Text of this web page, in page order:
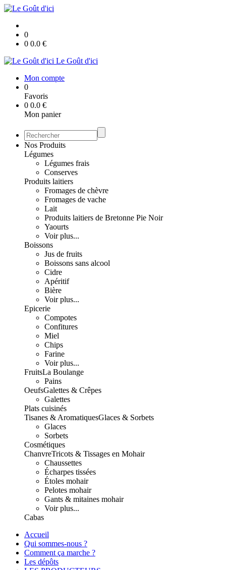
0
0 0.0 €
Le Goût d'ici
Mon compte
0
Favoris
0 0.0 €
Mon panier
Nos Produits
Légumes
Légumes frais
Conserves
Produits laitiers
Fromages de chèvre
Fromages de vache
Lait
Produits laitiers de Bretonne Pie Noir
Yaourts
Voir plus...
Boissons
Jus de fruits
Boissons sans alcool
Cidre
Apéritif
Bière
Voir plus...
Epicerie
Compotes
Confitures
Miel
Chips
Farine
Voir plus...
FruitsLa Boulange
Pains
OeufsGalettes & Crêpes
Galettes
Plats cuisinés
Tisanes & AromatiquesGlaces & Sorbets
Glaces
Sorbets
Cosmétiques
ChanvreTricots & Tissages en Mohair
Chaussettes
Écharpes tissées
Étoles mohair
Pelotes mohair
Gants & mitaines mohair
Voir plus...
Cabas
Accueil
Qui sommes-nous ?
Comment ça marche ?
Les dépôts